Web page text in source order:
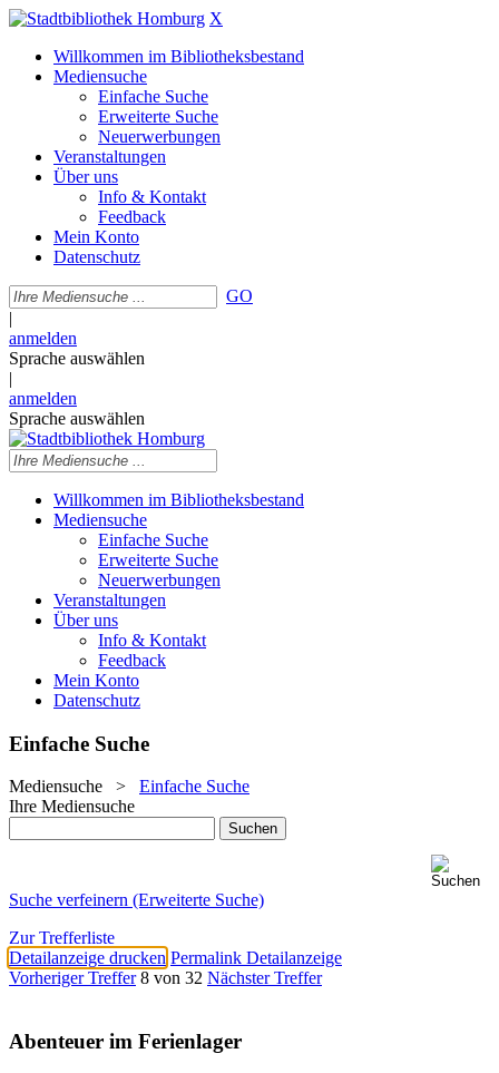
X
Willkommen im Bibliotheksbestand
Mediensuche
Einfache Suche
Erweiterte Suche
Neuerwerbungen
Veranstaltungen
Über uns
Info & Kontakt
Feedback
Mein Konto
Datenschutz
GO
|
anmelden
Sprache auswählen
|
anmelden
Sprache auswählen
Willkommen im Bibliotheksbestand
Mediensuche
Einfache Suche
Erweiterte Suche
Neuerwerbungen
Veranstaltungen
Über uns
Info & Kontakt
Feedback
Mein Konto
Datenschutz
Einfache Suche
Mediensuche > Einfache Suche
Ihre Mediensuche
Suche verfeinern (Erweiterte Suche)
Zur Trefferliste
Detailanzeige drucken Permalink Detailanzeige
Vorheriger Treffer 8 von 32 Nächster Treffer
Abenteuer im Ferienlager